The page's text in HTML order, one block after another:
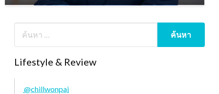
Lifestyle & Review
@chillwonpai